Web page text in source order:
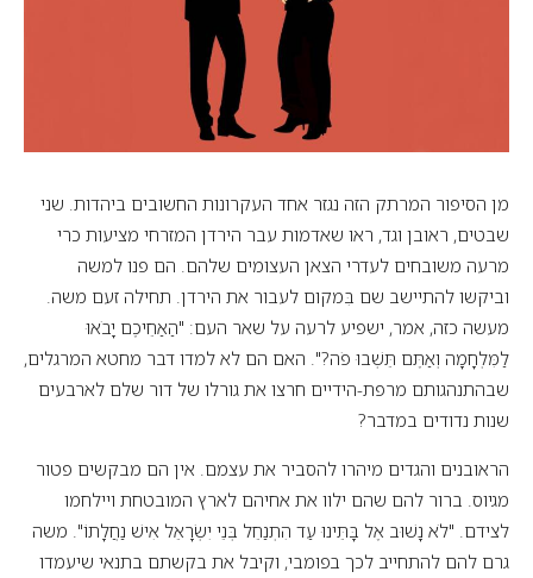
מן הסיפור המרתק הזה נגזר אחד העקרונות החשובים ביהדות. שני
שבטים, ראובן וגד, ראו שאדמות עבר הירדן המזרחי מציעות כרי
מרעה משובחים לעדרי הצאן העצומים שלהם. הם פנו למשה
וביקשו להתיישב שם בִּמקום לעבור את הירדן. תחילה זעם משה.
מעשה כזה, אמר, ישפיע לרעה על שאר העם: "הַאַחֵיכֶם יָבֹאוּ
לַמִּלְחָמָה וְאַתֶּם תֵּשְׁבוּ פֹה?". האם הם לא למדו דבר מחטא המרגלים,
שבהתנהגותם מרפת-הידיים חרצו את גורלו של דור שלם לארבעים
שנות נדודים במדבר?
הראובנים והגדים מיהרו להסביר את עצמם. אין הם מבקשים פטור
מגיוס. ברור להם שהם ילוו את אחיהם לארץ המובטחת ויילחמו
לצידם. "לֹא נָשׁוּב אֶל בָּתֵּינוּ עַד הִתְנַחֵל בְּנֵי יִשְׂרָאֵל אִישׁ נַחֲלָתוֹ". משה
גרם להם להתחייב לכך בפומבי, וקיבל את בקשתם בתנאי שיעמדו